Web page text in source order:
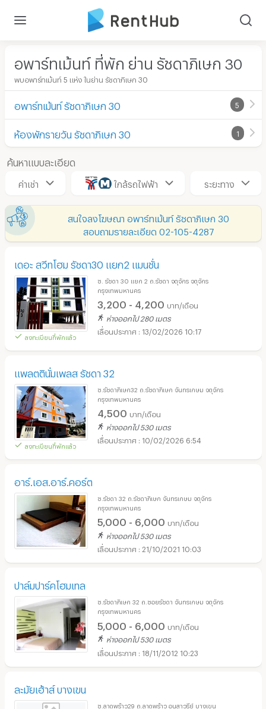
อพาร์ทเม้นท์ ที่พัก ย่าน รัชดาภิเษก 30
พบอพาร์ทเม้นท์ 5 แห่ง ในย่าน รัชดาภิเษก 30
อพาร์ทเม้นท์ รัชดาภิเษก 30 5
ห้องพักรายวัน รัชดาภิเษก 30 1
ค้นหาแบบละเอียด
ค่าเช่า ใกล้รถไฟฟ้า ระยะทาง
สนใจลงโฆษณา อพาร์ทเม้นท์ รัชดาภิเษก 30
สอบถามรายละเอียด 02-105-4287
เดอะ สวีทโฮม รัชดา30 แยก2 แมนชั่น
ลงทะเบียนที่พักแล้ว
ซ. รัชดา 30 แยก 2 ถ.รัชดา จตุจักร จตุจักร
กรุงเทพมหานคร
3,200 - 4,200 บาท/เดือน
ห่างออกไป 280 เมตร
13/02/2026 10:17
แพลตตินั่มเพลส รัชดา 32
ลงทะเบียนที่พักแล้ว
ซ.รัชดาภิเษก32 ถ.รัชดาภิเษก จันทรเกษม จตุจักร
กรุงเทพมหานคร
4,500 บาท/เดือน
ห่างออกไป 530 เมตร
10/02/2026 6:54
อาร์.เอส.อาร์.คอร์ต
ซ.รัชดา 32 ถ.รัชดาภิเษก จันทรเกษม จตุจักร
กรุงเทพมหานคร
5,000 - 6,000 บาท/เดือน
ห่างออกไป 530 เมตร
21/10/2021 10:03
ปาล์มปาร์คโฮมเทล
ซ.รัชดาภิเษก 32 ถ.ซอยรัชดา จันทรเกษม จตุจักร
กรุงเทพมหานคร
5,000 - 6,000 บาท/เดือน
ห่างออกไป 530 เมตร
18/11/2012 10:23
ละมัยเฮ้าส์ บางเขน
ซ.ลาดพร้าว29 ถ.ลาดพร้าว อนุสาวรีย์ บางเขน